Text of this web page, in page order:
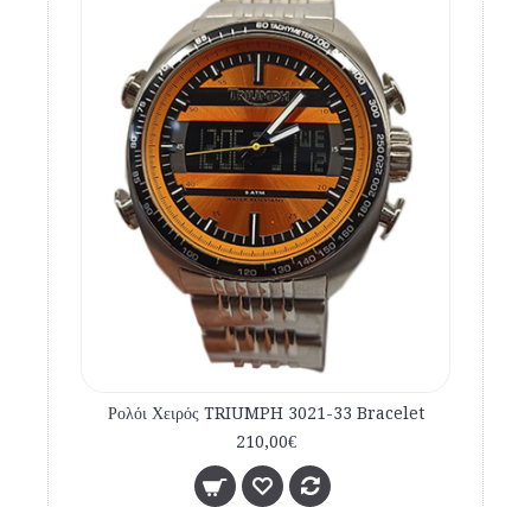
Ρολόι Χειρός TRIUMPH 3021-33 Bracelet
210,00€